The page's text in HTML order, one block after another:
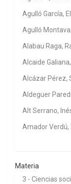
Agulló García,
Agulló
Alabau Raga,
Alcaide
Alcázar Pérez,
Aldeguer
Alt Serrano,
Amador Verdú,
Materia
3 - Ciencias